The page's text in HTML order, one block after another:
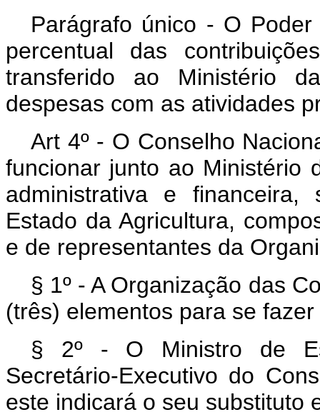
Parágrafo único - O
percentual das
transferido ao Ministério
despesas com as atividades
Art 4º - O Conselho
funcionar junto ao Ministério
administrativa e
Estado da Agricultura,
e de representantes da
§ 1º - A Organização das
(três) elementos para se
§ 2º - O Ministro de
Secretário-Executivo do
este indicará o seu substituto